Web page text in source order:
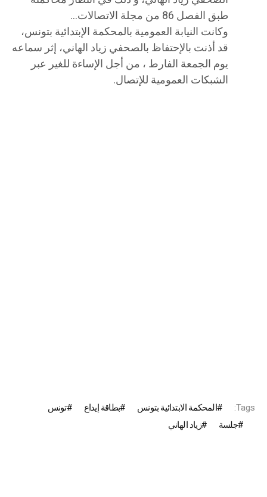
طبق الفصل 86 من مجلة الاتصالات…
وكانت النيابة العمومية بالمحكمة الإبتدائية بتونس،
قد أذنت بالإحتفاظ بالصحفي زياد الهاني، إثر سماعه
يوم الجمعة الفارط ، من أجل الإساءة للغير عبر
الشبكات العمومية للإتصال.
Tags: المحكمة الابتدائية بتونس بطاقة إيداع
تونس
جلسة
زياد الهاني